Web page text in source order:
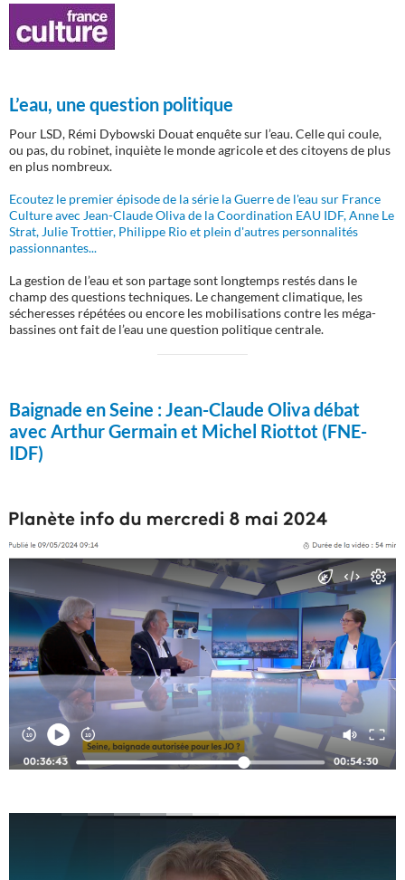
L’eau, une question politique
Pour LSD, Rémi Dybowski Douat enquête sur l’eau. Celle qui coule,
ou pas, du robinet, inquiète le monde agricole et des citoyens de plus
en plus nombreux.
Ecoutez le premier épisode de la série la Guerre de l'eau sur France
Culture avec Jean-Claude Oliva de la Coordination EAU IDF, Anne Le
Strat, Julie Trottier, Philippe Rio et plein d'autres personnalités
passionnantes...
La gestion de l’eau et son partage sont longtemps restés dans le
champ des questions techniques. Le changement climatique, les
sécheresses répétées ou encore les mobilisations contre les méga-
bassines ont fait de l’eau une question politique centrale.
Baignade en Seine :Jean-Claude Oliva débat
avec Arthur Germain et Michel Riottot (FNE-
IDF)